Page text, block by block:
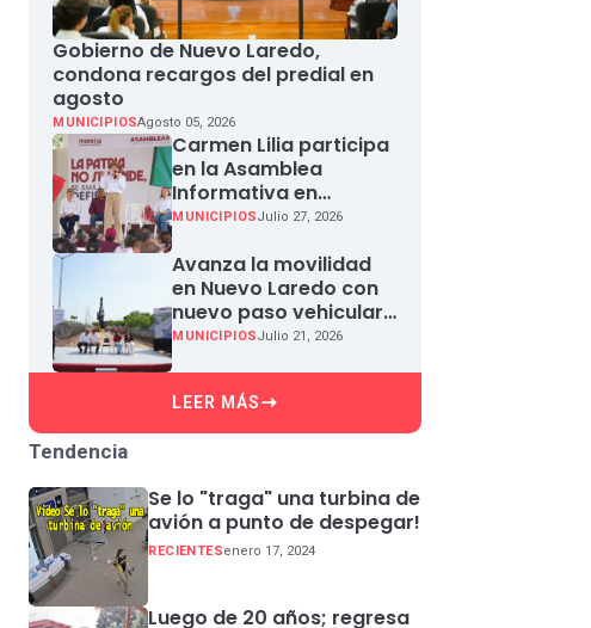
Gobierno de Nuevo Laredo,
condona recargos del predial en
agosto
MUNICIPIOSAgosto 05, 2026
Carmen Lilia participa
en la Asamblea
Informativa en
Defensa de la
Miguel Aleman
MUNICIPIOSJulio 27, 2026
Avanza la movilidad
en Nuevo Laredo con
nuevo paso vehicular
en Paseo Colón
MUNICIPIOSJulio 21, 2026
LEER MÁS
Tendencia
Se lo "traga" una turbina de
avión a punto de despegar!
RECIENTESenero 17, 2024
Luego de 20 años; regresa